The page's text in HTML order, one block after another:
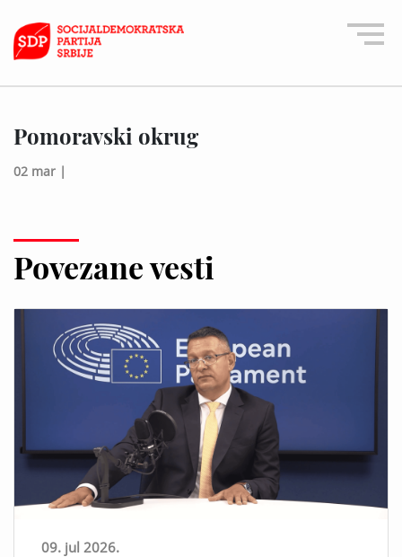
Pomoravski okrug
02 mar |
Povezane vesti
09. jul 2026.